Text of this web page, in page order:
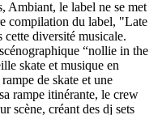
le label ne se met
compilation du label, "Late
diversité musicale.
“nollie in the
skate et musique en
de skate et une
rampe itinérante, le crew
scène, créant des dj sets